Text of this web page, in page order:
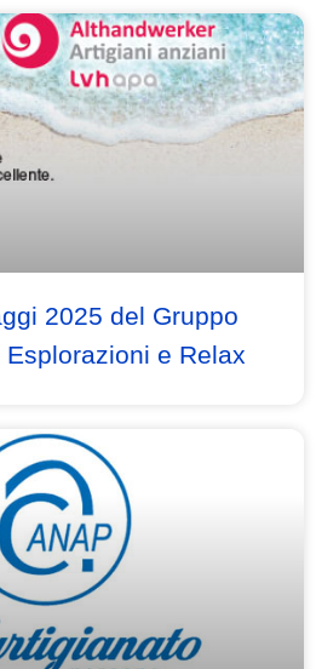
2025 del Gruppo
e Relax